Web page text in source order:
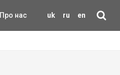
uk ru en
Про нас